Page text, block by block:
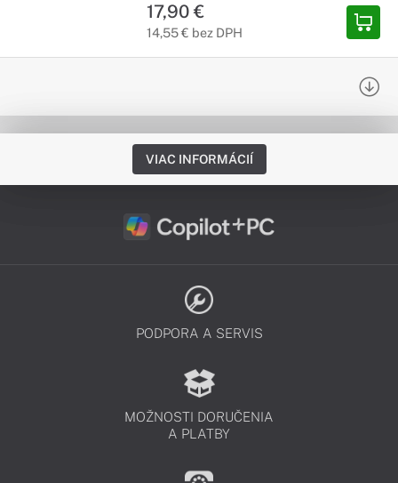
17,90 €
14,55 € bez DPH
VIAC INFORMÁCIÍ
PODPORA A SERVIS
MOŽNOSTI DORUČENIA
A PLATBY